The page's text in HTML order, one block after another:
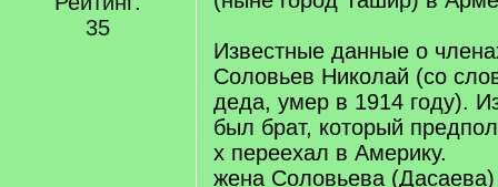
35
Известные данные о
Соловьев Николай (со
деда, умер в 1914 году).
был брат, который
х переехал в Америку.
жена Соловьева